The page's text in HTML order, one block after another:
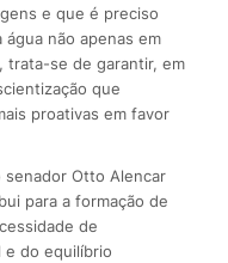
e que é preciso
não apenas em
trata-se de garantir, em
que
proativas em favor
Otto Alencar
para a formação de
de
e do equilíbrio